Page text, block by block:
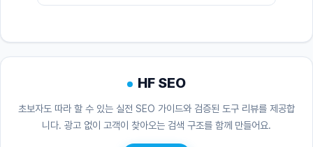
HF SEO
초보자도 따라 할 수 있는 실전 SEO 가이드와 검증된 도구 리뷰를 제공합
니다. 광고 없이 고객이 찾아오는 검색 구조를 함께 만들어요.